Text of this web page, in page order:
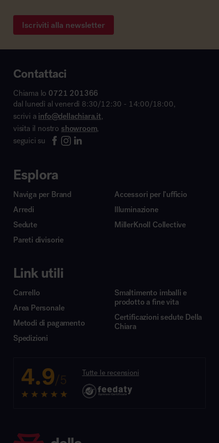
Iscriviti alla newsletter
Contattaci
Chiama lo 0721 201366
dal lunedì al venerdì 8:30/12:30 - 14:00/18:00,
scrivi a info@dellachiara.it,
visita il nostro showroom,
seguici su
Esplora
Naviga per Brand
Arredi
Sedute
Pareti divisorie
Accessori per l’ufficio
Illuminazione
MillerKnoll Collective
Link utili
Carrello
Area Personale
Metodi di pagamento
Spedizioni
Smaltimento imballi e
prodotto a fine vita
Certificazioni sedute Della
Chiara
4.9/5 Tutte le recensioni